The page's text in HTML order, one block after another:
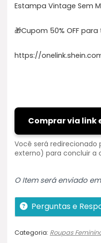
Estampa Vintage Sem
🎁Cupom 50% OFF
https://
Comprar via link
Você será
externo) para concluir a
O Item será enviado
Perguntas e
Categoria: Roupas